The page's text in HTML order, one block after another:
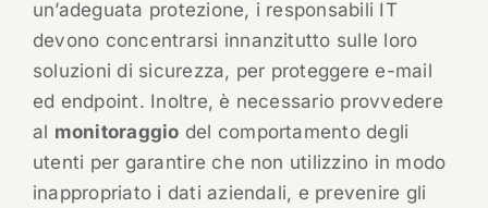
un’adeguata protezione, i responsabili IT
devono concentrarsi innanzitutto sulle loro
soluzioni di sicurezza, per proteggere e-mail
ed endpoint. Inoltre, è necessario provvedere
al monitoraggio del comportamento degli
utenti per garantire che non utilizzino in modo
inappropriato i dati aziendali, e prevenire gli